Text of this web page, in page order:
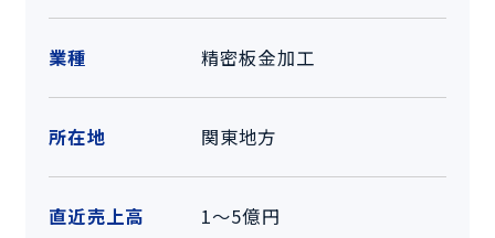
業種 精密板金加工
所在地 関東地方
直近売上高 1～5億円